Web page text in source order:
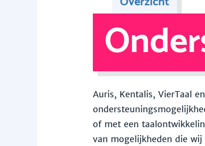
Auris, Kentalis, VierTaal
of met een
van mogelijkheden die wij